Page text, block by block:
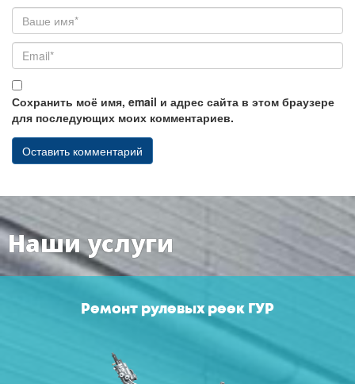
Сохранить моё имя, email и адрес сайта в этом браузере
для последующих моих комментариев.
Наши услуги
Ремонт рулевых реек ГУР